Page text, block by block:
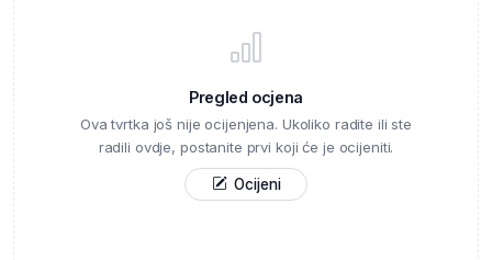
Pregled ocjena
Ova tvrtka još nije ocijenjena. Ukoliko radite ili ste
radili ovdje, postanite prvi koji će je ocijeniti.
Ocijeni